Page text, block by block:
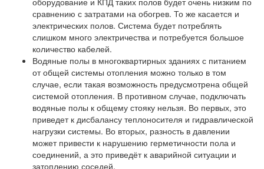
сравнению с затратами на обогрев. То же касается и
электрических полов. Система будет потреблять
слишком много электричества и потребуется большое
количество кабелей.
Водяные полы в многоквартирных зданиях с питанием
от общей системы отопления можно только в том
случае, если такая возможность предусмотрена общей
системой отопления. В противном случае, подключать
водяные полы к общему стояку нельзя. Во первых, это
приведет к дисбалансу теплоносителя и гидравлической
нагрузки системы. Во вторых, разность в давлении
может привести к нарушению герметичности пола и
соединений, а это приведёт к аварийной ситуации и
затоплению соседей.